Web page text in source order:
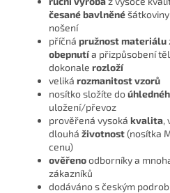
česanébavlněné
nošení
příčná pružnost materiálu
obepnutía přizpůsobení
dokonale rozloží
veliká rozmanitost vzorů
nosítko složíte do
uložení/převoz
prověřená vysoká kvalita,
dlouhá životnost(nosítka
cenu)
ověřenoodborníky a
zákazníků
dodáváno s českým